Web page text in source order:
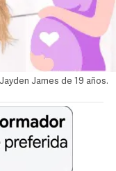
James de 19 años.